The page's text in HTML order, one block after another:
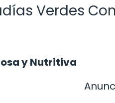
Verdes
y Nutritiva